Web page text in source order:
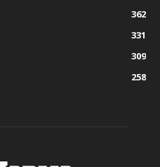
362
331
309
258